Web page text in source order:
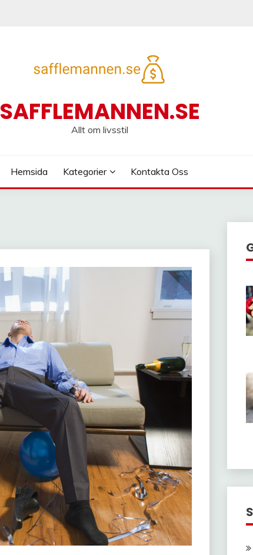
SAFFLEMANNEN.SE
Allt om livsstil
Hemsida Kategorier Kontakta Oss